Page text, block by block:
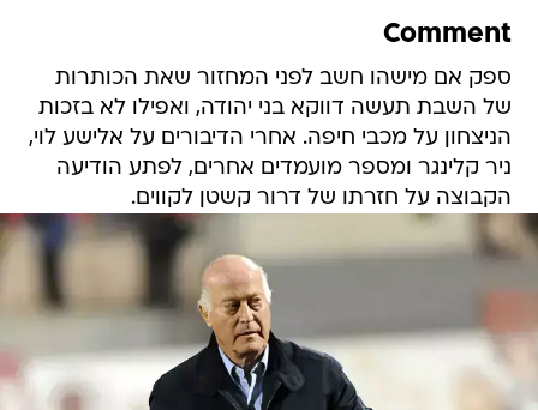
Comment
ספק אם מישהו חשב לפני המחזור שאת הכותרות
של השבת תעשה דווקא בני יהודה, ואפילו לא בזכות
הניצחון על מכבי חיפה. אחרי הדיבורים על אלישע לוי,
ניר קלינגר ומספר מועמדים אחרים, לפתע הודיעה
הקבוצה על חזרתו של דרור קשטן לקווים.